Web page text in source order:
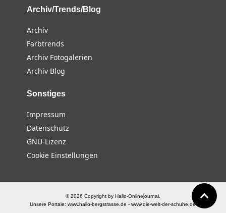
Archiv/Trends/Blog
Archiv
Farbtrends
Archiv Fotogalerien
Archiv Blog
Sonstiges
Impressum
Datenschutz
GNU-Lizenz
Cookie Einstellungen
© 2026 Copyright by Hallo-Onlinejournal.
Unsere Portale:www.hallo-bergstrasse.de -www.die-welt-der-schuhe.de